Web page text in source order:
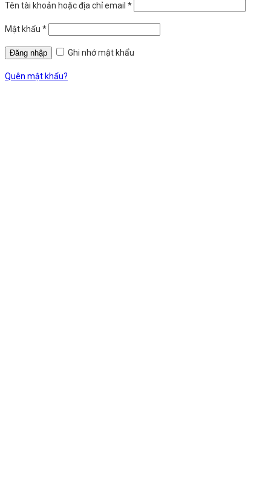
Tên tài khoản hoặc địa chỉ email *
Mật khẩu *
Ghi nhớ mật khẩu
Quên mật khẩu?